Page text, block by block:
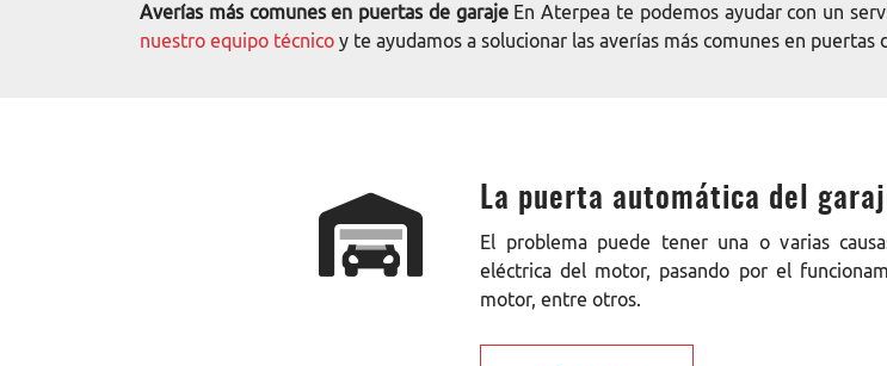
Averías más comunes en puertas de garajeEn Aterpea te podemos ayudar con un
nuestro equipo técnico y te ayudamos a solucionar las averías más comunes en puertas
La puerta automática del
El problema puede tener una o varias
eléctrica del motor, pasando por el
motor, entre otros.